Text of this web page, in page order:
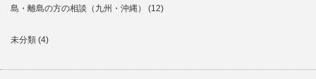
島・離島の方の相談（九州・沖縄） (12)
未分類 (4)